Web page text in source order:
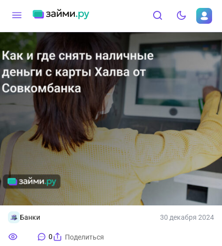
Банки 30 декабря 2024
0 Поделиться